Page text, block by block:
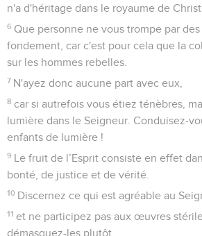
n'a d'héritage dans le royaume de
6 Que personne ne vous trompe par des
fondement, car c'est pour cela que la
sur les hommes rebelles.
7 N'ayez donc aucune part avec eux,
8 car si autrefois vous étiez ténèbres,
lumière dans le Seigneur. Conduisez-
enfants de lumière !
9 Le fruit de l’Esprit consiste en effet
bonté, de justice et de vérité.
10 Discernez ce qui est agréable au
11 et ne participez pas aux œuvres
démasquez-les plutôt.